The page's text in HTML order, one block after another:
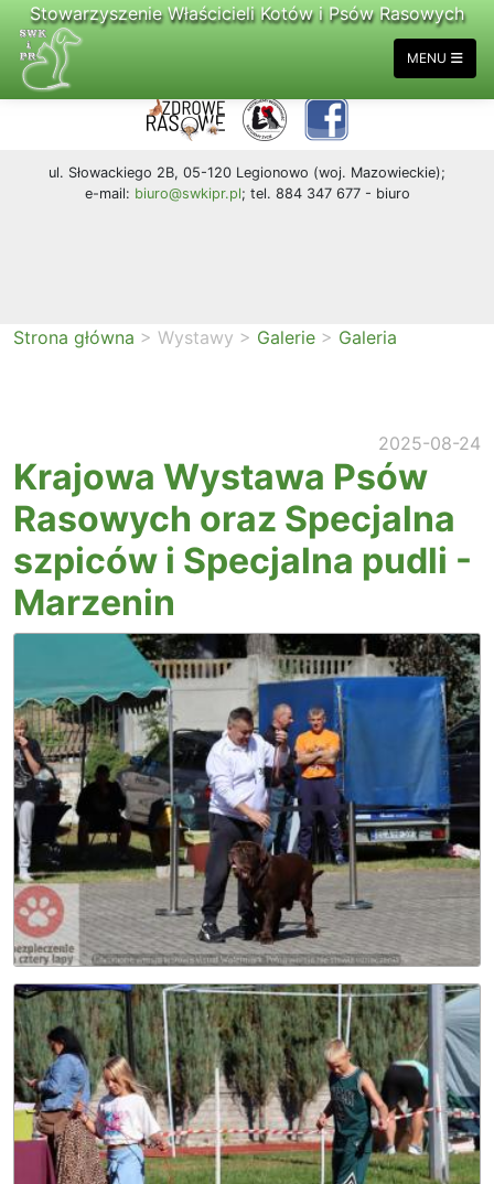
Stowarzyszenie Właścicieli Kotów i Psów Rasowych
MENU
ul. Słowackiego 2B, 05-120 Legionowo (woj. Mazowieckie);
e-mail: biuro@swkipr.pl; tel. 884 347 677 - biuro
Strona główna > Wystawy > Galerie > Galeria
2025-08-24
Krajowa Wystawa Psów
Rasowych oraz Specjalna
szpiców i Specjalna pudli -
Marzenin